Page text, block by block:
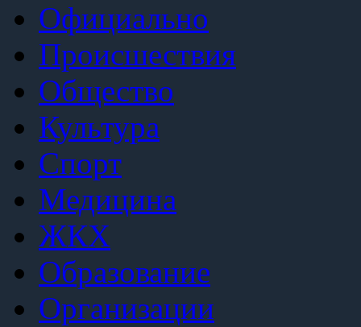
Официально
Происшествия
Общество
Культура
Спорт
Медицина
ЖКХ
Образование
Организации